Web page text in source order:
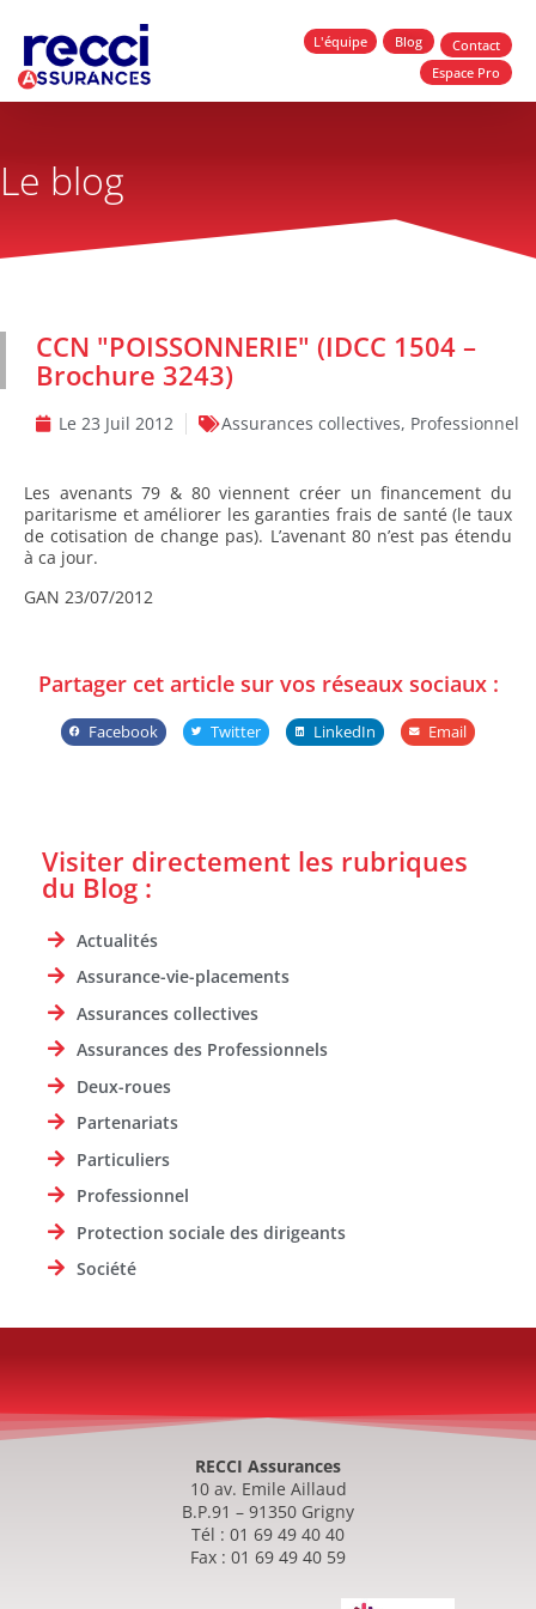
L'équipe Blog
Contact
Espace Pro
Le blog
CCN "POISSONNERIE" (IDCC 1504 –
Brochure 3243)
Le 23 Juil 2012 Assurances collectives, Professionnel
Les avenants 79 & 80 viennent créer un financement du
paritarisme et améliorer les garanties frais de santé (le taux
de cotisation de change pas). L’avenant 80 n’est pas étendu
à ca jour.
GAN 23/07/2012
Partager cet article sur vos réseaux sociaux :
Facebook Twitter LinkedIn Email
Visiter directement les rubriques
du Blog :
Actualités
Assurance-vie-placements
Assurances collectives
Assurances des Professionnels
Deux-roues
Partenariats
Particuliers
Professionnel
Protection sociale des dirigeants
Société
RECCI Assurances
10 av. Emile Aillaud
B.P.91 – 91350 Grigny
Tél : 01 69 49 40 40
Fax : 01 69 49 40 59